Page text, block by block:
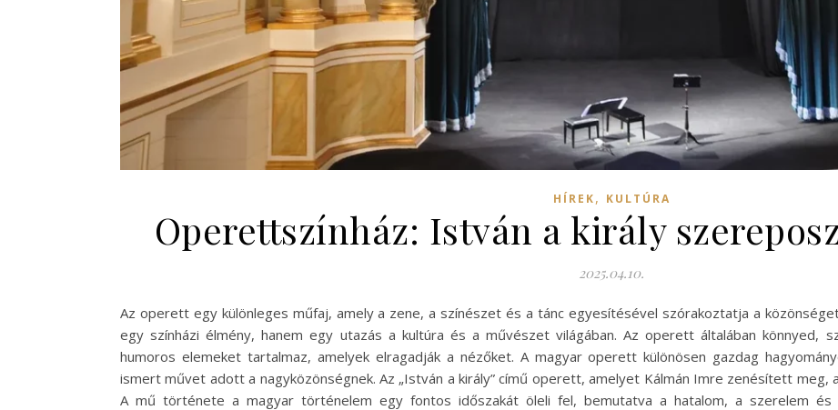
HÍREK, KULTÚRA
Operettszínház: István a király
2025.04.10.
Az operett egy különleges műfaj, amely a zene, a színészet és a tánc egyesítésével szórakoztatja a
egy színházi élmény, hanem egy utazás a kultúra és a művészet világában. Az operett általában könnyed,
humoros elemeket tartalmaz, amelyek elragadják a nézőket. A magyar operett különösen gazdag
ismert művet adott a nagyközönségnek. Az „István a király” című operett, amelyet Kálmán Imre zenésített meg,
A mű története a magyar történelem egy fontos időszakát öleli fel, bemutatva a hatalom, a szerelem és